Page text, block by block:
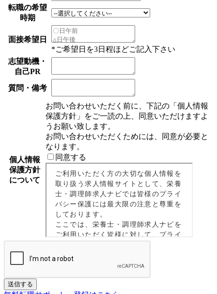
転職の希望
時期
面接希望日
*ご希望日を3日程ほどご記入下さい
志望動機・
自己PR
質問・備考
個人情報
保護方針
について
お問い合わせいただく前に、下記の「個人情報
保護方針」をご一読の上、同意いただけますよ
うお願い致します。
お問い合わせいただくためには、同意が必要と
なります。
同意する
If
you
送信する